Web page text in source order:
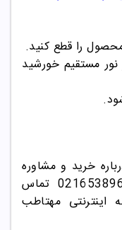
را قطع کنید.
مستقیم خورشید
خرید و مشاوره
تماس
اینترنتی مهتاطب